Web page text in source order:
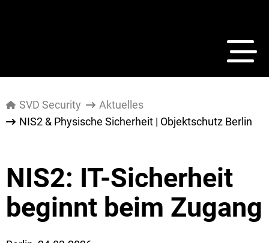
SVD Security
Aktuelles
NIS2 & Physische Sicherheit | Objektschutz Berlin
NIS2: IT-Sicherheit
beginnt beim Zugang